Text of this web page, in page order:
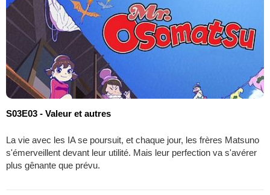
S03E03 - Valeur et autres
La vie avec les IA se poursuit, et chaque jour, les frères Matsuno
s'émerveillent devant leur utilité. Mais leur perfection va s'avérer
plus gênante que prévu.